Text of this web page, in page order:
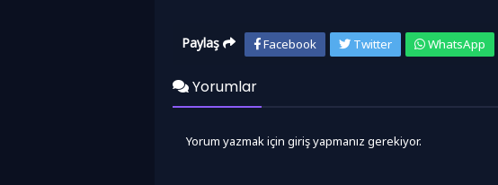
Paylaş Facebook Twitter WhatsApp
Yorumlar
Yorum yazmak için giriş yapmanız gerekiyor.